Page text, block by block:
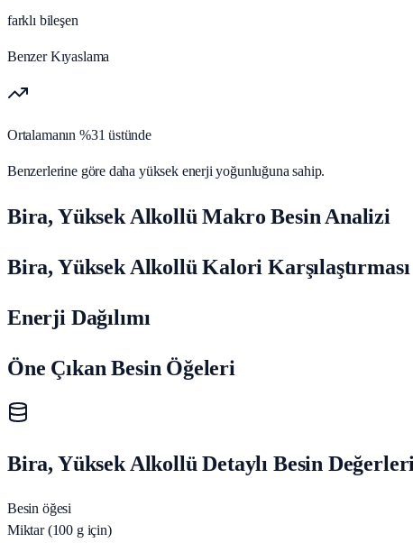
farklı bileşen
Benzer Kıyaslama
Ortalamanın %31 üstünde
Benzerlerine göre daha yüksek enerji yoğunluğuna sahip.
Bira, Yüksek Alkollü Makro Besin Analizi
Bira, Yüksek Alkollü Kalori Karşılaştırması
Enerji Dağılımı
Öne Çıkan Besin Öğeleri
Bira, Yüksek Alkollü Detaylı Besin
Besin öğesi
Miktar (100 g için)